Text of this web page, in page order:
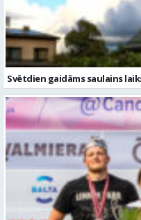
Svētdien gaidāms saulains